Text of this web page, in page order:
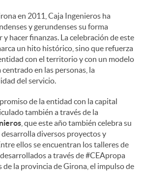
en 2011, Caja Ingenieros ha
y gerundenses su forma
hacer finanzas. La celebración de este
un hito histórico, sino que refuerza
con el territorio y con un modelo
en las personas, la
del servicio.
de la entidad con la capital
también a través de la
, que este año también celebra su
desarrolla diversos proyectos y
ellos se encuentran los talleres de
a través de #CEApropa
la provincia de Girona, el impulso de